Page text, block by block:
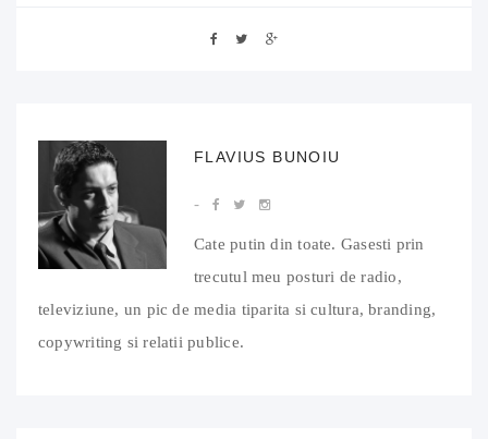
FLAVIUS BUNOIU
Cate putin din toate. Gasesti prin
trecutul meu posturi de radio,
televiziune, un pic de media tiparita si cultura, branding,
copywriting si relatii publice.